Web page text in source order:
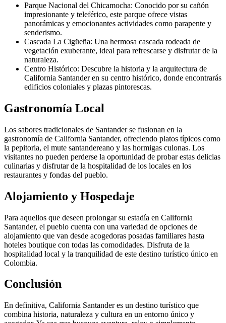
Parque Nacional del Chicamocha: Conocido por su cañón
impresionante y teleférico, este parque ofrece vistas
panorámicas y emocionantes actividades como parapente y
senderismo.
Cascada La Cigüeña: Una hermosa cascada rodeada de
vegetación exuberante, ideal para refrescarse y disfrutar de la
naturaleza.
Centro Histórico: Descubre la historia y la arquitectura de
California Santander en su centro histórico, donde encontrarás
edificios coloniales y plazas pintorescas.
Gastronomía Local
Los sabores tradicionales de Santander se fusionan en la
gastronomía de California Santander, ofreciendo platos típicos como
la pepitoria, el mute santandereano y las hormigas culonas. Los
visitantes no pueden perderse la oportunidad de probar estas delicias
culinarias y disfrutar de la hospitalidad de los locales en los
restaurantes y fondas del pueblo.
Alojamiento y Hospedaje
Para aquellos que deseen prolongar su estadía en California
Santander, el pueblo cuenta con una variedad de opciones de
alojamiento que van desde acogedoras posadas familiares hasta
hoteles boutique con todas las comodidades. Disfruta de la
hospitalidad local y la tranquilidad de este destino turístico único en
Colombia.
Conclusión
En definitiva, California Santander es un destino turístico que
combina historia, naturaleza y cultura en un entorno único y